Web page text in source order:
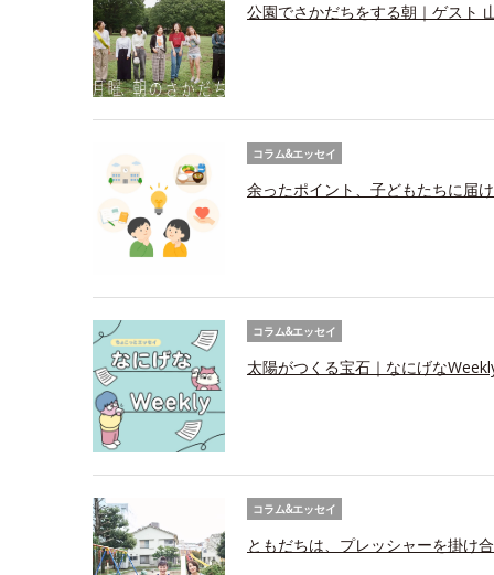
公園でさかだちをする朝｜ゲスト
コラム&エッセイ
余ったポイント、子どもたちに届
コラム&エッセイ
太陽がつくる宝石｜なにげな
コラム&エッセイ
ともだちは、プレッシャーを掛け